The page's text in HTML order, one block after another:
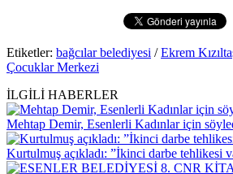
Etiketler: bağcılar belediyesi /Ekrem
Çocuklar Merkezi
İLGİLİ HABERLER
Mehtap Demir, Esenlerli Kadınlar için
Kurtulmuş açıkladı: ”İkinci darbe tehlikesi